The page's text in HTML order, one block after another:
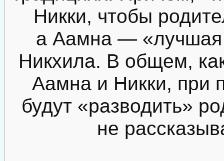
Никки, чтобы
а Аамна — «лучшая
Никхила. В общем,
Аамна и Никки, при
будут «разводить»
не